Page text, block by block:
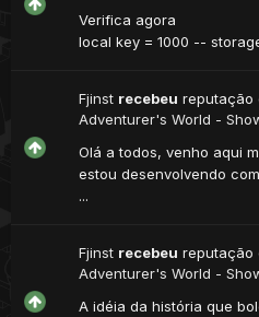
Verifica agora
local key = 1000 --
Fjinst recebeu reputação
Adventurer's World -
Olá a todos, venho aqui
estou desenvolvendo
...
Fjinst recebeu reputação
Adventurer's World -
A idéia da história que